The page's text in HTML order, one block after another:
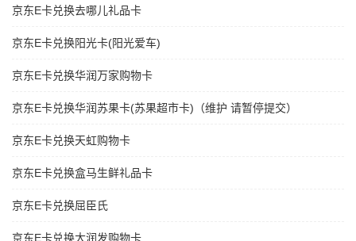
京东E卡兑换去哪儿礼品卡
京东E卡兑换阳光卡(阳光爱车)
京东E卡兑换华润万家购物卡
京东E卡兑换华润苏果卡(苏果超市卡)（维护 请暂停提交）
京东E卡兑换天虹购物卡
京东E卡兑换盒马生鲜礼品卡
京东E卡兑换屈臣氏
京东E卡兑换大润发购物卡